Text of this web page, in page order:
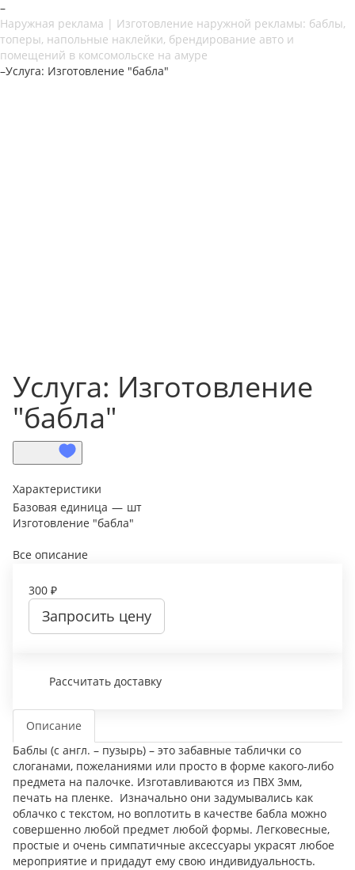
–
Наружная реклама | Изготовление наружной рекламы: баблы,
топеры, напольные наклейки, брендирование авто и
помещений в комсомольске на амуре
–Услуга: Изготовление "бабла"
Услуга: Изготовление
"бабла"
Характеристики
Базовая единица — шт
Изготовление "бабла"
Все описание
300 ₽
Запросить цену
Рассчитать доставку
Описание
Баблы (с англ. – пузырь) – это забавные таблички со
слоганами, пожеланиями или просто в форме какого-либо
предмета на палочке. Изготавливаются из ПВХ 3мм,
печать на пленке. Изначально они задумывались как
облачко с текстом, но воплотить в качестве бабла можно
совершенно любой предмет любой формы. Легковесные,
простые и очень симпатичные аксессуары украсят любое
мероприятие и придадут ему свою индивидуальность.